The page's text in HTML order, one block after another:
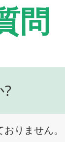
問
りません。